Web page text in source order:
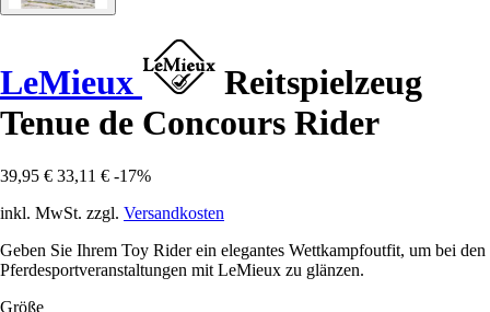
LeMieux
Reitspielzeug
Tenue de Concours Rider
39,95 € 33,11 € -17%
inkl. MwSt. zzgl. Versandkosten
Geben Sie Ihrem Toy Rider ein elegantes Wettkampfoutfit, um bei den
Pferdesportveranstaltungen mit LeMieux zu glänzen.
Größe